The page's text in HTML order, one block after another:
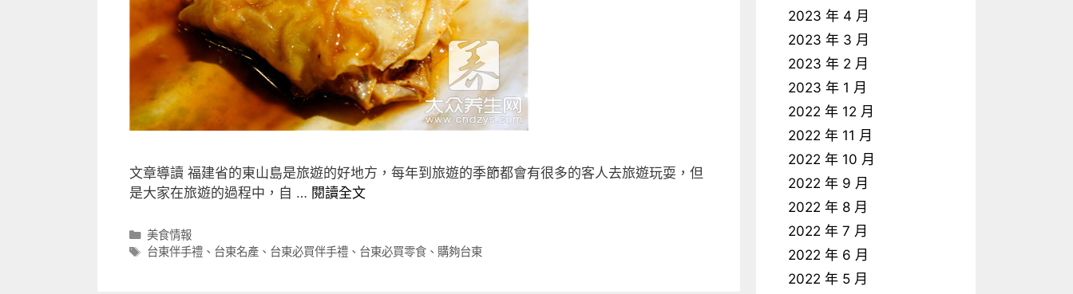
文章導讀 福建省的東山島是旅遊的好地方，每年到旅遊的季節都會有很多的客人去旅遊玩耍，但
是大家在旅遊的過程中，自 … 閱讀全文
分
類
美食情報
標
台東伴手禮、 台東名產、 台東必買伴手禮、 台東必買零食、 購夠台東
2023 年 4 月
2023 年 3 月
2023 年 2 月
2023 年 1 月
2022 年 12 月
2022 年 11 月
2022 年 10 月
2022 年 9 月
2022 年 8 月
2022 年 7 月
2022 年 6 月
2022 年 5 月